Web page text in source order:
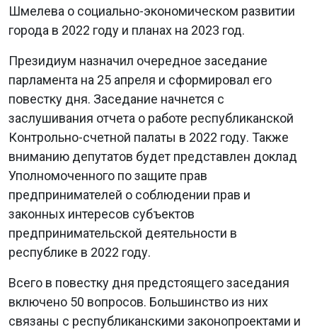
Шмелева о социально-экономическом развитии
города в 2022 году и планах на 2023 год.
Президиум назначил очередное заседание
парламента на 25 апреля и сформировал его
повестку дня. Заседание начнется с
заслушивания отчета о работе республиканской
Контрольно-счетной палаты в 2022 году. Также
вниманию депутатов будет представлен доклад
Уполномоченного по защите прав
предпринимателей о соблюдении прав и
законных интересов субъектов
предпринимательской деятельности в
республике в 2022 году.
Всего в повестку дня предстоящего заседания
включено 50 вопросов. Большинство из них
связаны с республиканскими законопроектами и